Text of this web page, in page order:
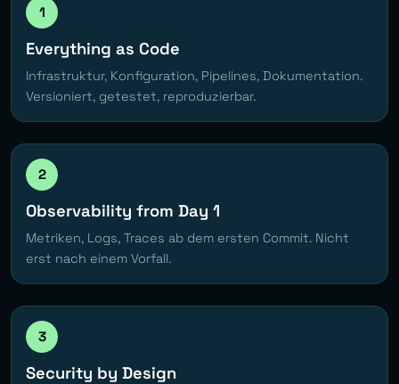
1
Everything as Code
Infrastruktur, Konfiguration, Pipelines, Dokumentation.
Versioniert, getestet, reproduzierbar.
2
Observability from Day 1
Metriken, Logs, Traces ab dem ersten Commit. Nicht
erst nach einem Vorfall.
3
Security by Design